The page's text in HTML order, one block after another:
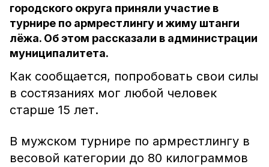
городского округа приняли участие в
турнире по армрестлингу и жиму штанги
лёжа. Об этом рассказали в администрации
муниципалитета.
Как сообщается, попробовать свои силы
в состязаниях мог любой человек
старше 15 лет.
В мужском турнире по армрестлингу в
весовой категории до 80 килограммов